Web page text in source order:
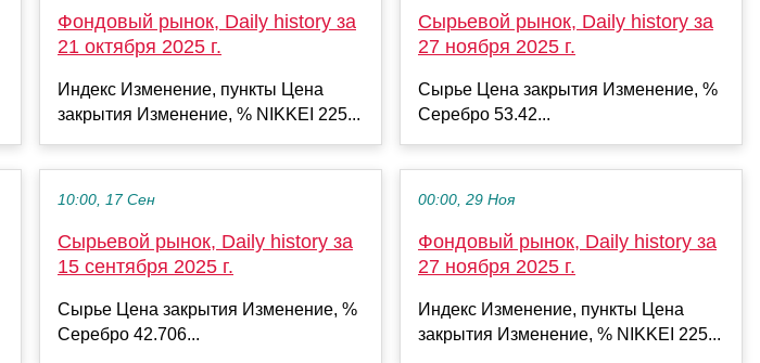
Фондовый рынок, Daily history за
21 октября 2025 г.
Индекс Изменение, пункты Цена
закрытия Изменение, % NIKKEI 225...
10:00, 17 Сен
Сырьевой рынок, Daily history за
15 сентября 2025 г.
Сырье Цена закрытия Изменение, %
Серебро 42.706...
Сырьевой рынок, Daily history за
27 ноября 2025 г.
Сырье Цена закрытия Изменение, %
Серебро 53.42...
00:00, 29 Ноя
Фондовый рынок, Daily history за
27 ноября 2025 г.
Индекс Изменение, пункты Цена
закрытия Изменение, % NIKKEI 225...